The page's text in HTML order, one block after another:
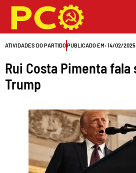
o
conteúdo
ATIVIDADES DO PARTIDOPUBLICADO EM: 14/02/2025
Rui Costa Pimenta
Trump